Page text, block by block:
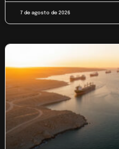
7 de agosto de 2026